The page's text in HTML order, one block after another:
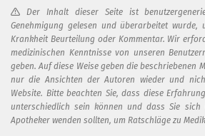
Der Inhalt dieser Seite ist
Genehmigung gelesen und überarbeitet
Krankheit Beurteilung oder Kommentar. Wir
medizinischen Kenntnisse von unseren
geben. Auf diese Weise geben die beschriebenen
nur die Ansichten der Autoren wieder und
Website. Bitte beachten Sie, dass diese
unterschiedlich sein können und dass Sie
Apotheker wenden sollten, um Ratschläge zu